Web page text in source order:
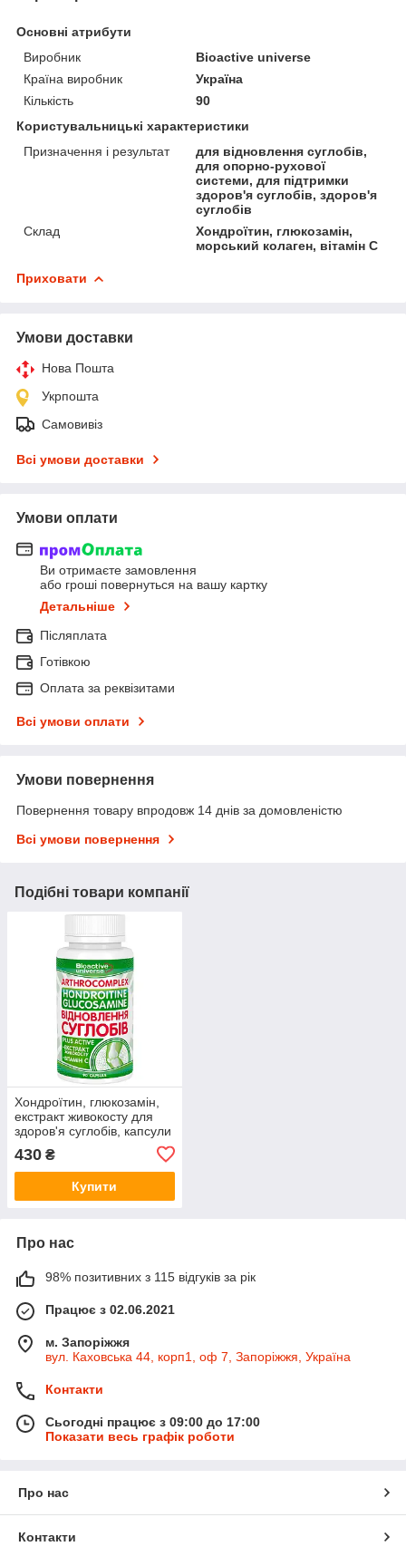
Основні атрибути
Виробник
Bioactive universe
Країна виробник
Україна
Кількість
90
Користувальницькі характеристики
Призначення і результат
для відновлення суглобів,
для опорно-рухової
системи, для підтримки
здоров'я суглобів, здоров'я
суглобів
Склад
Хондроїтин, глюкозамін,
морський колаген, вітамін С
Приховати
Умови доставки
Нова Пошта
Укрпошта
Самовивіз
Всі умови доставки
Умови оплати
Ви отримаєте замовлення
або гроші повернуться на вашу картку
Детальніше
Післяплата
Готівкою
Оплата за реквізитами
Всі умови оплати
Умови повернення
Повернення товару впродовж 14 днів за домовленістю
Всі умови повернення
Подібні товари компанії
Хондроїтин, глюкозамін,
екстракт живокосту для
здоров'я суглобів, капсули
430 ₴
Купити
Про нас
98% позитивних з 115 відгуків за рік
Працює з 02.06.2021
м. Запоріжжя
вул. Каховська 44, корп1, оф 7, Запоріжжя, Україна
Контакти
Сьогодні працює з 09:00 до 17:00
Показати весь графік роботи
Про нас
Контакти